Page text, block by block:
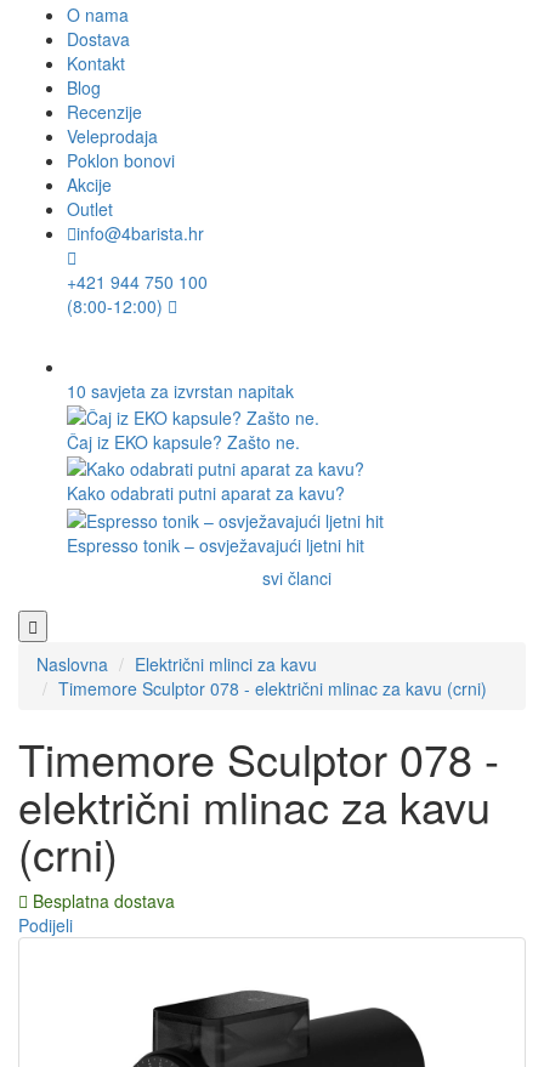
O nama
Dostava
Kontakt
Blog
Recenzije
Veleprodaja
Poklon bonovi
Akcije
Outlet
info@4barista.hr
+421 944 750 100
(8:00-12:00)
10 savjeta za izvrstan napitak
Čaj iz EKO kapsule? Zašto ne.
Kako odabrati putni aparat za kavu?
Espresso tonik – osvježavajući ljetni hit
svi članci
Naslovna
Električni mlinci za kavu
Timemore Sculptor 078 - električni mlinac za kavu (crni)
Timemore Sculptor 078 -
električni mlinac za kavu
(crni)
Besplatna dostava
Podijeli